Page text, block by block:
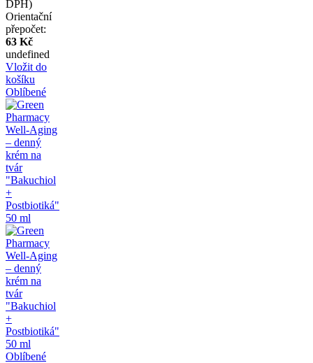
DPH)
Orientační
přepočet:
63 Kč
undefined
Vložit do
košíku
Oblíbené
Oblíbené